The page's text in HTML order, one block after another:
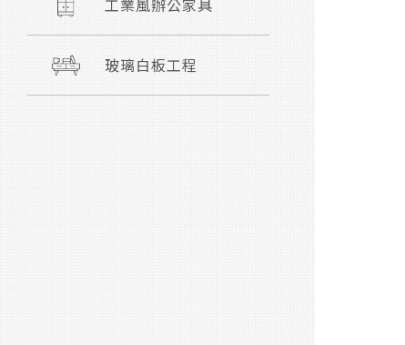
工業風辦公家具
玻璃白板工程